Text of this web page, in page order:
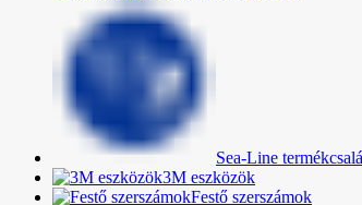
Sea-Line
3M eszközök
Festő szerszámok